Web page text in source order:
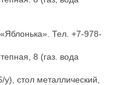
Тел. +7-978-
8 (газ. вода
стол металлический,